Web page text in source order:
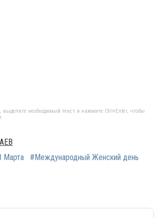
необходимый текст и нажмите Ctrl+Enter, чтобы
Марта #Международный Женский день